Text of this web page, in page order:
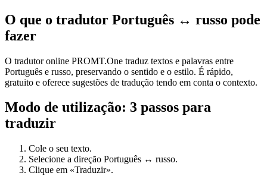
O que o tradutor Português ↔ russo pode
fazer
O tradutor online PROMT.One traduz textos e palavras entre
Português e russo, preservando o sentido e o estilo. É rápido,
gratuito e oferece sugestões de tradução tendo em conta o contexto.
Modo de utilização: 3 passos para
traduzir
Cole o seu texto.
Selecione a direção Português ↔ russo.
Clique em «Traduzir».